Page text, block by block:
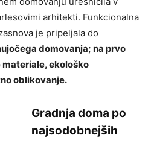
arhitekti. Funkcionalna
je pripeljala do
domovanja; na prvo
ekološko
oblikovanje.
Gradnja doma po
najsodobnejših